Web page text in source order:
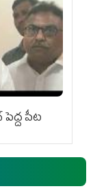
పీట